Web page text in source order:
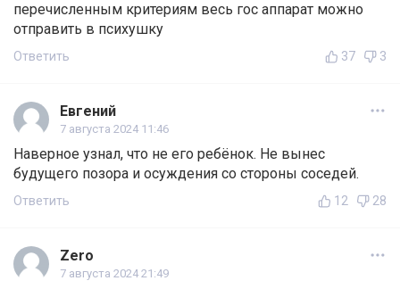
перечисленным критериям весь гос аппарат можно
отправить в психушку
Ответить 37 3
Евгений
7 августа 2024 11:46
Наверное узнал, что не его ребёнок. Не вынес
будущего позора и осуждения со стороны соседей.
Ответить 12 28
Zero
7 августа 2024 21:49